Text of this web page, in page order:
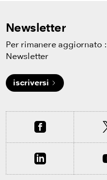
Newsletter
Per rimanere aggiornato
Newsletter
iscriversi